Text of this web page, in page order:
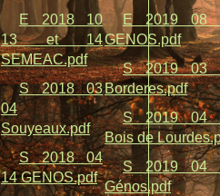
E 2018 10
13 et 14
SEMEAC.pdf
S 2018 03
04
Souyeaux.pdf
S 2018 04
14 GENOS.pdf
E 2019 08
GENOS.pdf
S 2019 03
Borderes.pdf
S 2019 04
Bois de
S 2019 04
Génos.pdf